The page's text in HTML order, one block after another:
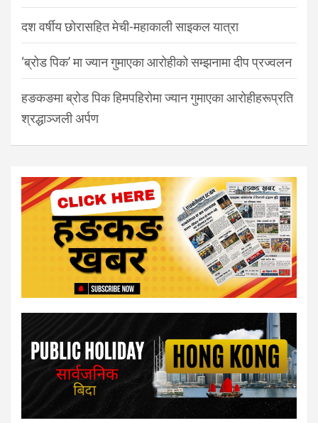
दश वर्षीय छोरासहित मेची-महाकाली साइकल यात्रा
‘ब्रोड पिक’ मा ज्यान गुमाएका आरोहीको सम्झनामा दीप प्रज्वलन
हङकङमा ब्रोड पिक हिमपहिरोमा ज्यान गुमाएका आरोहीहरूप्रति
श्रद्धाञ्जली अर्पण